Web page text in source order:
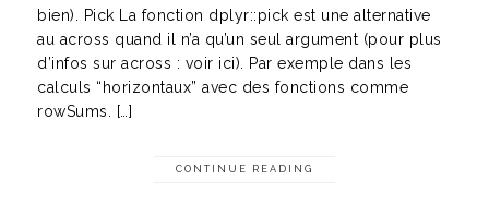
bien). Pick La fonction dplyr::pick est une alternative
au across quand il n’a qu’un seul argument (pour plus
d’infos sur across : voir ici). Par exemple dans les
calculs “horizontaux” avec des fonctions comme
rowSums. […]
CONTINUE READING